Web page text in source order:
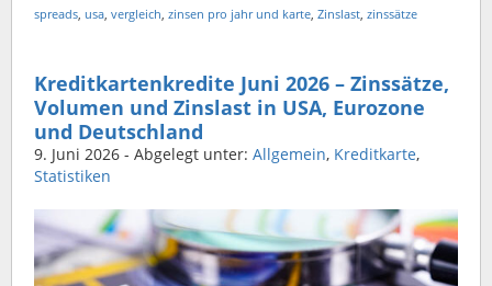
spreads usa vergleich zinsen pro jahr und karte Zinslast zinssätze
Kreditkartenkredite Juni 2026 – Zinssätze,
Volumen und Zinslast in USA, Eurozone
und Deutschland
9. Juni 2026 - Abgelegt unter: Allgemein, Kreditkarte,
Statistiken